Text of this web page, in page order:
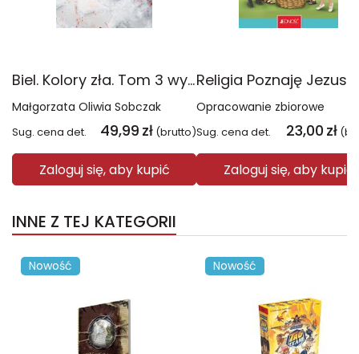
Biel. Kolory zła. Tom 3 wyd. 2025
Małgorzata Oliwia Sobczak
Sug. cena det. 49,99 zł (brutto)
Zaloguj się, aby kupić
Opracowanie zbiorowe
Sug. cena det. 23,00 zł
Zaloguj się, aby kupić
INNE Z TEJ KATEGORII
Nowość Nowość